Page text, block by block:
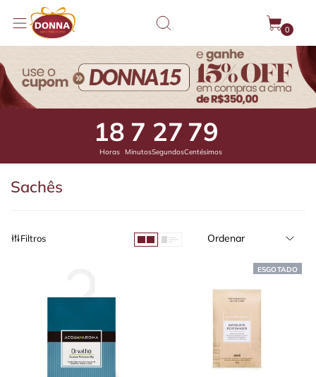
0
18
Horas
7
Minutos
27
Segundos
53
Centésimos
Sachês
Filtros Ordenar
ESGOTADO